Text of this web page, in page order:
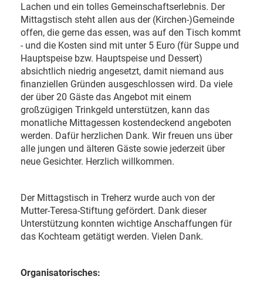
Lachen und ein tolles Gemeinschaftserlebnis. Der
Mittagstisch steht allen aus der (Kirchen-)Gemeinde
offen, die gerne das essen, was auf den Tisch kommt
- und die Kosten sind mit unter 5 Euro (für Suppe und
Hauptspeise bzw. Hauptspeise und Dessert)
absichtlich niedrig angesetzt, damit niemand aus
finanziellen Gründen ausgeschlossen wird. Da viele
der über 20 Gäste das Angebot mit einem
großzügigen Trinkgeld unterstützen, kann das
monatliche Mittagessen kostendeckend angeboten
werden. Dafür herzlichen Dank. Wir freuen uns über
alle jungen und älteren Gäste sowie jederzeit über
neue Gesichter. Herzlich willkommen.
Der Mittagstisch in Treherz wurde auch von der
Mutter-Teresa-Stiftung gefördert. Dank dieser
Unterstützung konnten wichtige Anschaffungen für
das Kochteam getätigt werden. Vielen Dank.
Organisatorisches: